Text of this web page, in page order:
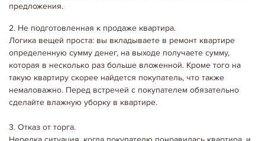
предложения.
2. Не подготовленная к продаже квартира.
Логика вещей проста: вы вкладываете в ремонт квартире
определенную сумму денег, на выходе получаете сумму,
которая в несколько раз больше вложенной. Кроме того на
такую квартиру скорее найдется покупатель, что также
немаловажно. Перед встречей с покупателем обязательно
сделайте влажную уборку в квартире.
3. Отказ от торга.
06.05.2020 Корисні поради покупцям нерухомості
ПОКУПКА НЕДВИЖИМОСТИ У ЗАСТРОЙЩИКА. КАК
ЗАЩИТИТЬСЯ ОТ МОШЕННИЧЕСТВА ПРИ ПОКУПКИ
ПЕРВИЧКИ.
При покупке первичной недвижимости нужно исходить в первую
очередь не из дешевизны стоимости квадратного метра При покупке
необходимо исходить отнюдь не из дешевизны…